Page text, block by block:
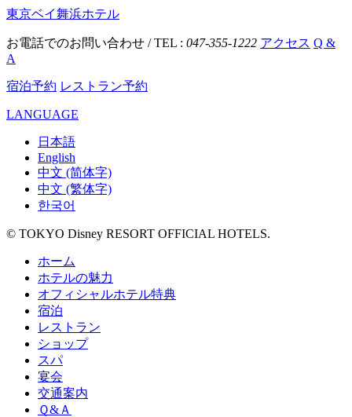
東京ベイ舞浜ホテル
お電話でのお問い合わせ / TEL : 047-355-1222 アクセス Q &
A
宿泊予約 レストラン予約
LANGUAGE
日本語
English
中文 (简体字)
中文 (繁体字)
한국어
© TOKYO Disney RESORT OFFICIAL HOTELS.
ホーム
ホテルの魅力
オフィシャルホテル特典
宿泊
レストラン
ショップ
スパ
宴会
交通案内
Ｑ&Ａ